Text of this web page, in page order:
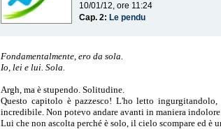
10/01/12, ore 11:24
Cap. 2: Le pendu
Fondamentalmente, ero da sola.
Io, lei e lui. Sola.
Argh, ma è stupendo. Solitudine.
Questo capitolo è pazzesco! L'ho letto
incredibile. Non potevo andare avanti in maniera indolore.
Lui che non ascolta perché è solo, il cielo scompare ed è